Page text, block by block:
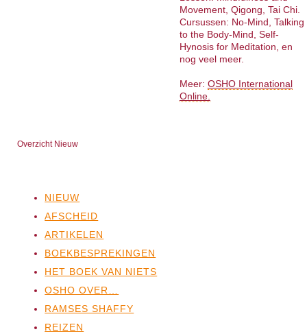
Movement, Qigong, Tai Chi.
Cursussen: No-Mind, Talking
to the Body-Mind, Self-
Hynosis for Meditation, en
nog veel meer.
Meer: OSHO International
Online.
Overzicht Nieuw
NIEUW
AFSCHEID
ARTIKELEN
BOEKBESPREKINGEN
HET BOEK VAN NIETS
OSHO OVER…
RAMSES SHAFFY
REIZEN